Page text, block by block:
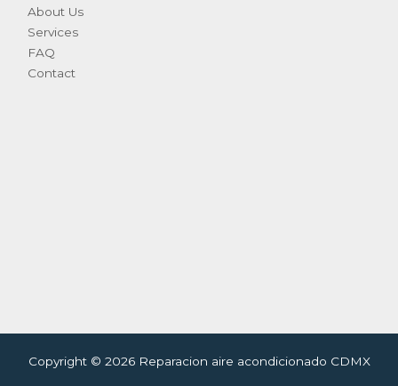
About Us
Services
FAQ
Contact
Copyright © 2026 Reparacion aire acondicionado CDMX